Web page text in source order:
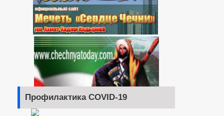
Профилактика COVID-19